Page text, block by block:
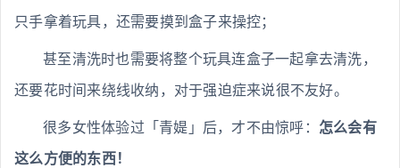
只手拿着玩具，还需要摸到盒子来操控；
甚至清洗时也需要将整个玩具连盒子一起拿去清洗，
还要花时间来绕线收纳，对于强迫症来说很不友好。
很多女性体验过「青媞」后，才不由惊呼： 怎么会有
这么方便的东西！